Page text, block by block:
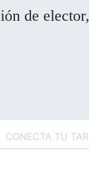
de
CONECTA TU